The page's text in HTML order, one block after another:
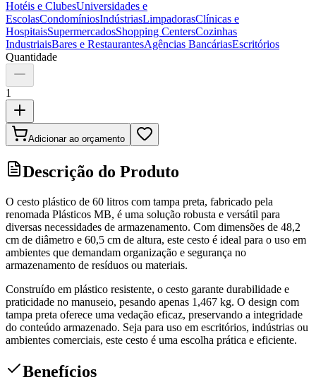
Hotéis e ClubesUniversidades e
EscolasCondomíniosIndústriasLimpadorasClínicas e
HospitaisSupermercadosShopping CentersCozinhas
IndustriaisBares e RestaurantesAgências BancáriasEscritórios
Quantidade
1
Adicionar ao orçamento
Descrição do Produto
O cesto plástico de 60 litros com tampa preta, fabricado pela
renomada Plásticos MB, é uma solução robusta e versátil para
diversas necessidades de armazenamento. Com dimensões de 48,2
cm de diâmetro e 60,5 cm de altura, este cesto é ideal para o uso em
ambientes que demandam organização e segurança no
armazenamento de resíduos ou materiais.
Construído em plástico resistente, o cesto garante durabilidade e
praticidade no manuseio, pesando apenas 1,467 kg. O design com
tampa preta oferece uma vedação eficaz, preservando a integridade
do conteúdo armazenado. Seja para uso em escritórios, indústrias ou
ambientes comerciais, este cesto é uma escolha prática e eficiente.
Benefícios